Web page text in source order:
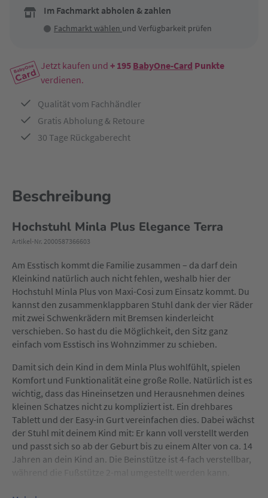
Im Fachmarkt abholen & zahlen
Fachmarkt wählen und Verfügbarkeit prüfen
Jetzt kaufen und + 195 BabyOne-Card Punkte
verdienen.
Qualität vom Fachhändler
Gratis Abholung & Retoure
30 Tage Rückgaberecht
Beschreibung
Hochstuhl Minla Plus Elegance Terra
Artikel-Nr. 2000587366603
Am Esstisch kommt die Familie zusammen – da darf dein
Kleinkind natürlich auch nicht fehlen, weshalb hier der
Hochstuhl Minla Plus von Maxi-Cosi zum Einsatz kommt. Du
kannst den zusammenklappbaren Stuhl dank der vier Räder
mit zwei Schwenkrädern mit Bremsen kinderleicht
verschieben. So hast du die Möglichkeit, den Sitz ganz
einfach vom Esstisch ins Wohnzimmer zu schieben.
Damit sich dein Kind in dem Minla Plus wohlfühlt, spielen
Komfort und Funktionalität eine große Rolle. Natürlich ist es
wichtig, dass das Hineinsetzen und Herausnehmen deines
kleinen Schatzes nicht zu kompliziert ist. Ein drehbares
Tablett und der Easy-in Gurt vereinfachen dies. Dabei wächst
der Stuhl mit deinem Kind mit: Er kann voll verstellt werden
und passt sich so ab der Geburt bis zu einem Alter von ca. 14
Jahren an dein Kind an. Die Beinstütze ist 4-fach verstellbar,
Wie wir auch wissen, will Essen gelernt sein. Da bei einem